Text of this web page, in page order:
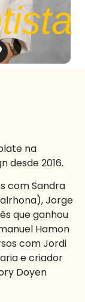
na
desde 2016.
com Sandra
Jorge
que ganhou
Hamon
com Jordi
e criador
Doyen